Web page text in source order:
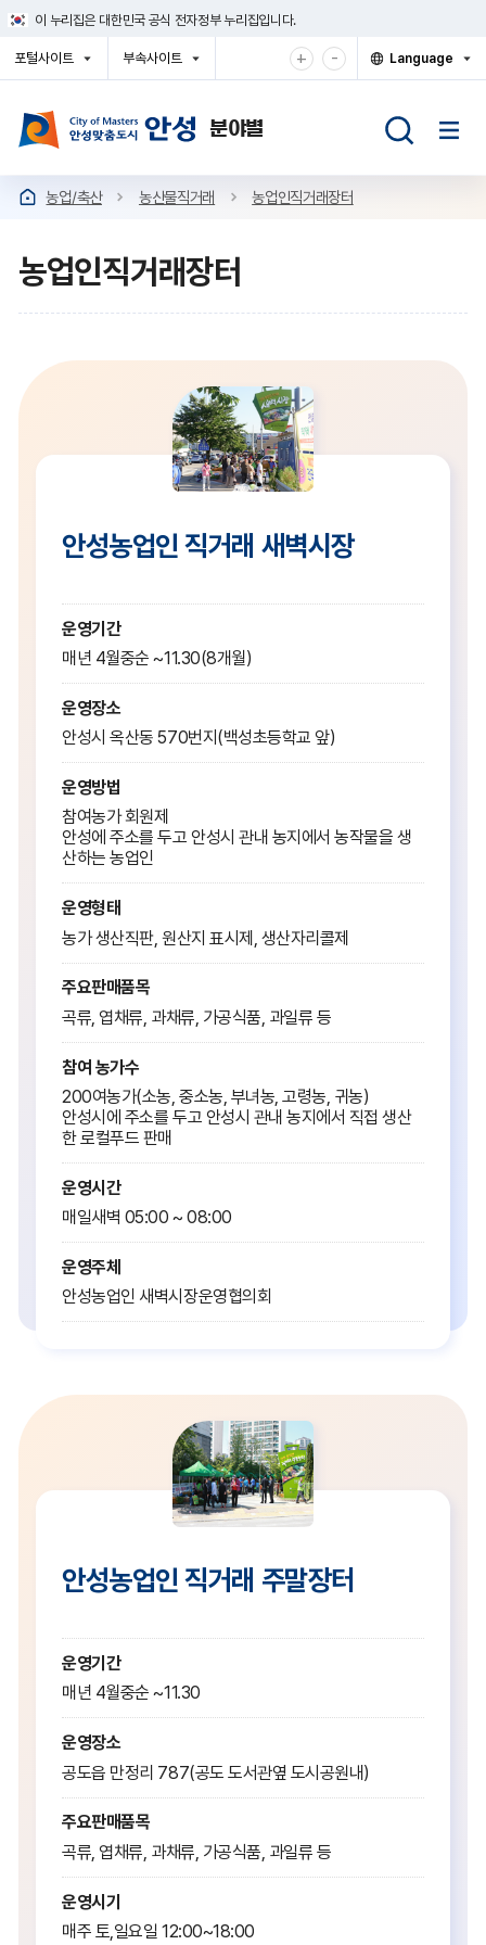
건
너
이 누리집은 대한민국 공식 전자정부 누리집입니다.
포털사이트
부속사이트
+확
대
-축
소
Language
농업/축산 농산물직거래 농업인직거래장터
농업인직거래장터
안성농업인 직거래 새벽시장
운영기간
매년 4월중순 ~11.30(8개월)
운영장소
안성시 옥산동 570번지(백성초등학교 앞)
운영방법
참여농가 회원제
안성에 주소를 두고 안성시 관내 농지에서 농작물을 생
산하는 농업인
운영형태
농가 생산직판, 원산지 표시제, 생산자리콜제
주요판매품목
곡류, 엽채류, 과채류, 가공식품, 과일류 등
참여 농가수
200여농가(소농, 중소농, 부녀농, 고령농, 귀농)
안성시에 주소를 두고 안성시 관내 농지에서 직접 생산
한 로컬푸드 판매
운영시간
매일새벽 05:00 ~ 08:00
운영주체
안성농업인 새벽시장운영협의회
안성농업인 직거래 주말장터
운영기간
매년 4월중순 ~11.30
운영장소
공도읍 만정리 787(공도 도서관옆 도시공원내)
주요판매품목
곡류, 엽채류, 과채류, 가공식품, 과일류 등
운영시기
매주 토,일요일 12:00~18:00